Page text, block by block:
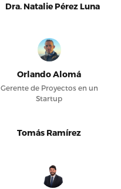
Dra. Natalie Pérez Luna
Orlando Alomá
Gerente de Proyectos en un
Startup
Tomás Ramírez